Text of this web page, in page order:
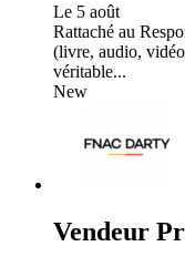
Le 5 août
Rattaché au
(livre, audio,
véritable...
New
Vendeur